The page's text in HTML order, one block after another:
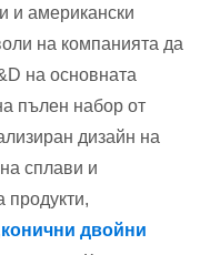
и американски
на компанията да
на основната
пълен набор от
дизайн на
сплави и
конични двойни